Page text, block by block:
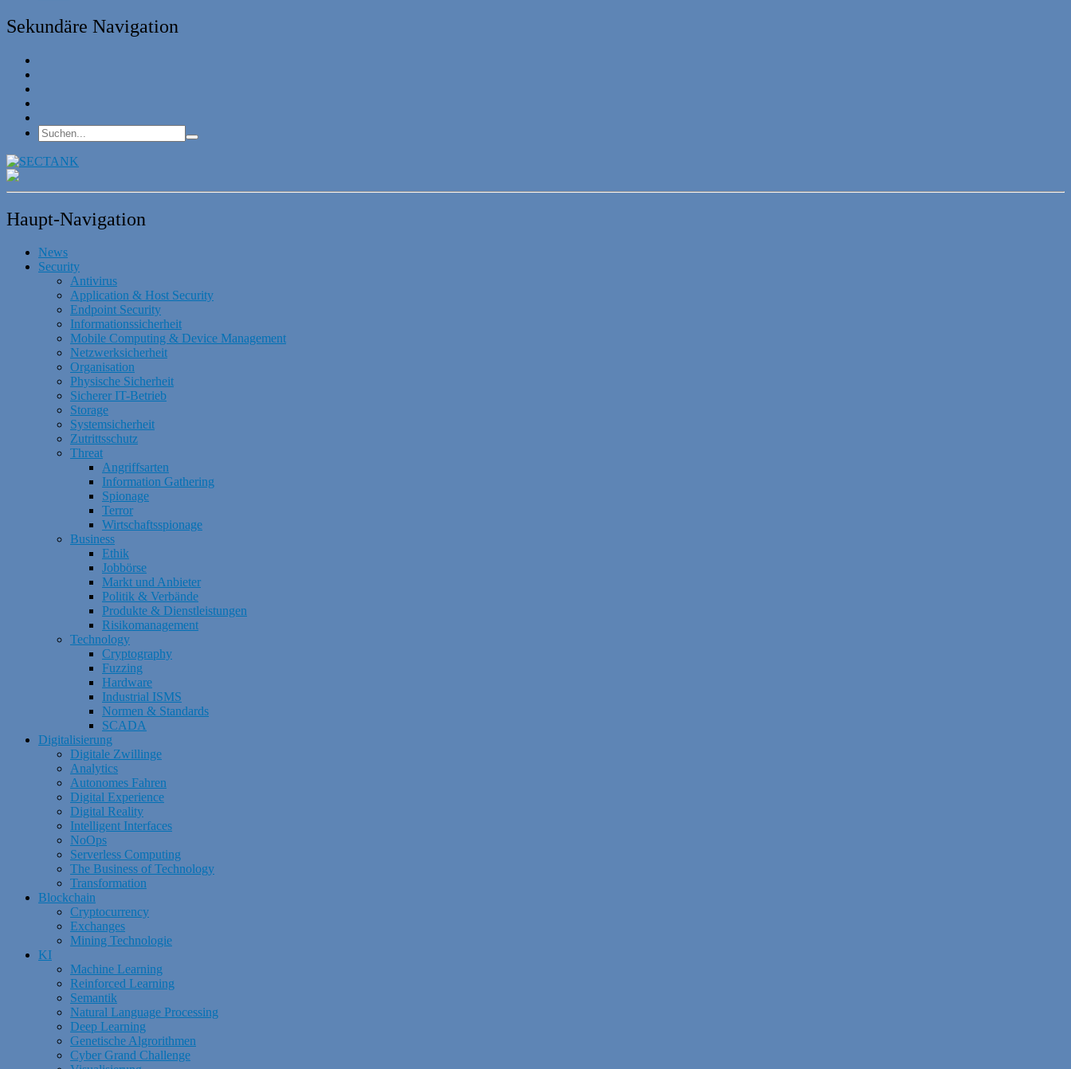
Sekundäre Navigation
Haupt-Navigation
News
Security
Antivirus
Application & Host Security
Endpoint Security
Informationssicherheit
Mobile Computing & Device Management
Netzwerksicherheit
Organisation
Physische Sicherheit
Sicherer IT-Betrieb
Storage
Systemsicherheit
Zutrittsschutz
Threat
Angriffsarten
Information Gathering
Spionage
Terror
Wirtschaftsspionage
Business
Ethik
Jobbörse
Markt und Anbieter
Politik & Verbände
Produkte & Dienstleistungen
Risikomanagement
Technology
Cryptography
Fuzzing
Hardware
Industrial ISMS
Normen & Standards
SCADA
Digitalisierung
Digitale Zwillinge
Analytics
Autonomes Fahren
Digital Experience
Digital Reality
Intelligent Interfaces
NoOps
Serverless Computing
The Business of Technology
Transformation
Blockchain
Cryptocurrency
Exchanges
Mining Technologie
KI
Machine Learning
Reinforced Learning
Semantik
Natural Language Processing
Deep Learning
Genetische Algrorithmen
Cyber Grand Challenge